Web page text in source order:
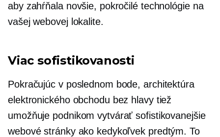
aby zahŕňala novšie, pokročilé technológie na
vašej webovej lokalite.
Viac sofistikovanosti
Pokračujúc v poslednom bode, architektúra
elektronického obchodu bez hlavy tiež
umožňuje podnikom vytvárať sofistikovanejšie
webové stránky ako kedykoľvek predtým. To